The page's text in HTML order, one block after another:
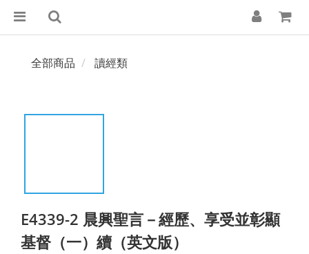
全部商品 讀經類
E4339-2 晨興聖言－經歷、享受並彰顯
基督（一）續（英文版）